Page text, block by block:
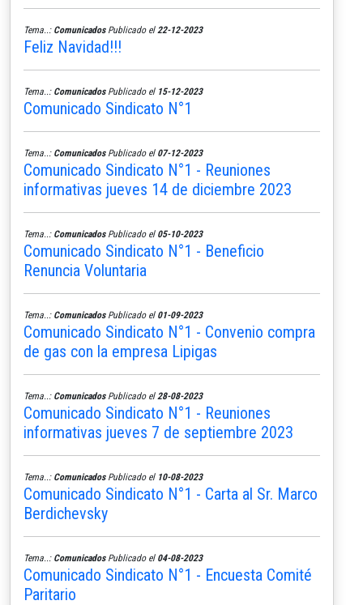
Tema..: ComunicadosPublicado el 22-12-2023
Feliz Navidad!!!
Tema..: ComunicadosPublicado el 15-12-2023
Comunicado Sindicato N°1
Tema..: ComunicadosPublicado el 07-12-2023
Comunicado Sindicato N°1 - Reuniones
informativas jueves 14 de diciembre 2023
Tema..: ComunicadosPublicado el 05-10-2023
Comunicado Sindicato N°1 - Beneficio
Renuncia Voluntaria
Tema..: ComunicadosPublicado el 01-09-2023
Comunicado Sindicato N°1 - Convenio compra
de gas con la empresa Lipigas
Tema..: ComunicadosPublicado el 28-08-2023
Comunicado Sindicato N°1 - Reuniones
informativas jueves 7 de septiembre 2023
Tema..: ComunicadosPublicado el 10-08-2023
Comunicado Sindicato N°1 - Carta al Sr. Marco
Berdichevsky
Tema..: ComunicadosPublicado el 04-08-2023
Comunicado Sindicato N°1 - Encuesta Comité
Paritario